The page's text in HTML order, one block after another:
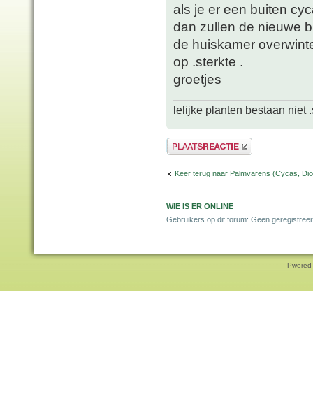
als je er een buiten
dan zullen de nieuwe
de huiskamer
op .sterkte .
groetjes
lelijke planten bestaan niet
Plaats een reactie
Keer terug naar Palmvarens (Cycas,
WIE IS ER ONLINE
Gebruikers op dit forum: Geen